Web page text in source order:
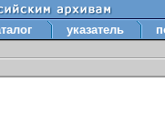
указатель